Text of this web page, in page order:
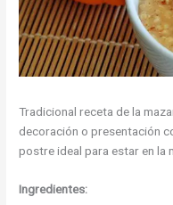
Tradicional receta de la
decoración o presentación
postre ideal para estar en la
Ingredientes: